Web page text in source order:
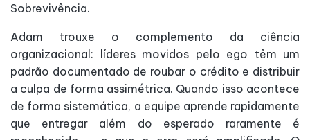
Sobrevivência.
Adam trouxe o complemento da ciência
organizacional: líderes movidos pelo ego têm um
padrão documentado de roubar o crédito e distribuir
a culpa de forma assimétrica. Quando isso acontece
de forma sistemática, a equipe aprende rapidamente
que entregar além do esperado raramente é